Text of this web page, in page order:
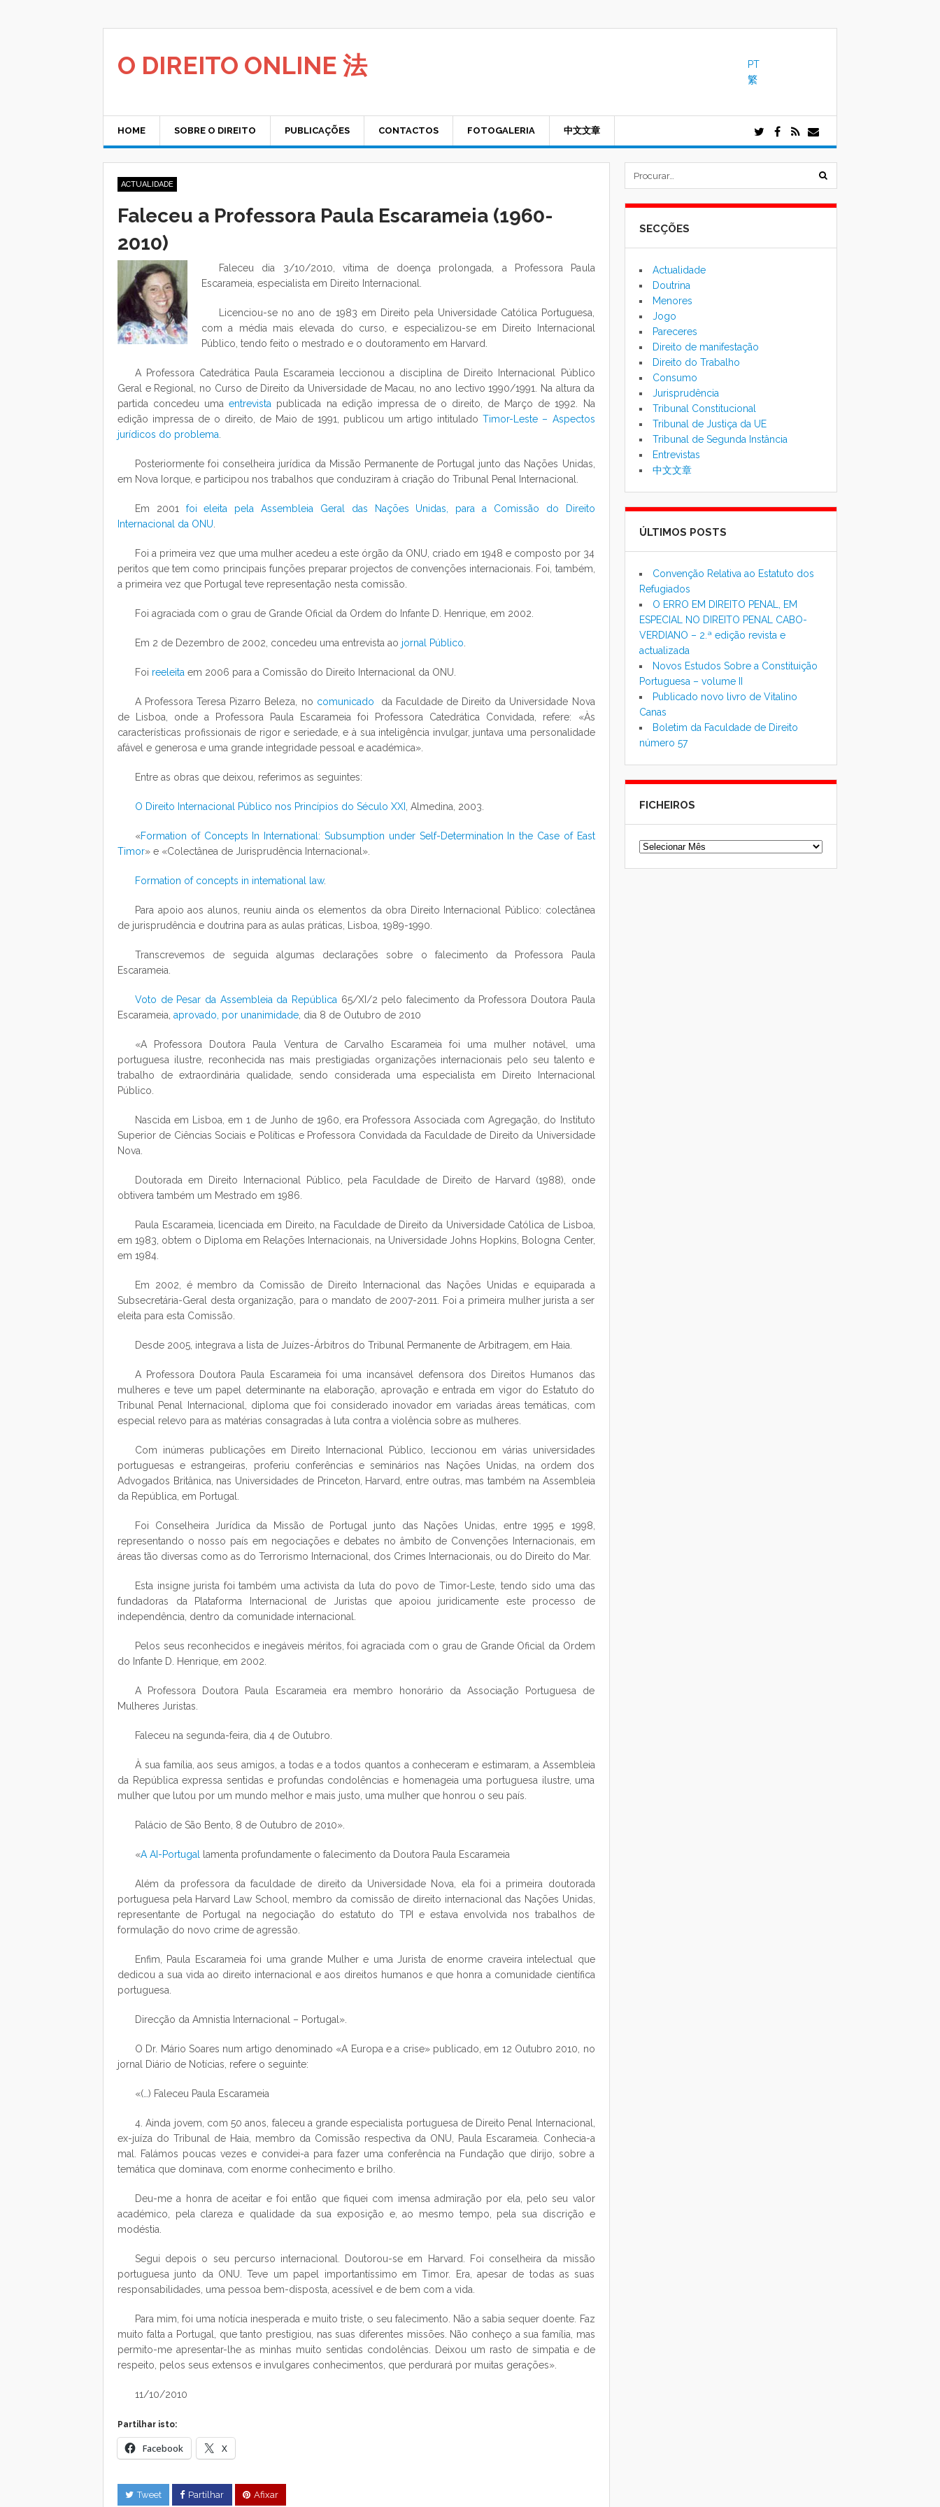
O DIREITO ONLINE 法
PT
繁
HOME SOBRE O DIREITO PUBLICAÇÕES CONTACTOS FOTOGALERIA 中文文章
ACTUALIDADE
Faleceu a Professora Paula Escarameia (1960-
2010)
Faleceu dia 3/10/2010, vítima de doença prolongada, a Professora Paula
Escarameia, especialista em Direito Internacional.
Licenciou-se no ano de 1983 em Direito pela Universidade Católica Portuguesa,
com a média mais elevada do curso, e especializou-se em Direito Internacional
Público, tendo feito o mestrado e o doutoramento em Harvard.
A Professora Catedrática Paula Escarameia leccionou a disciplina de Direito Internacional Público
Geral e Regional, no Curso de Direito da Universidade de Macau, no ano lectivo 1990/1991. Na altura da
partida concedeu umaentrevista publicada na edição impressa de o direito, de Março de 1992. Na
edição impressa de o direito, de Maio de 1991, publicou um artigo intituladoTimor-Leste – Aspectos
jurídicos do problema
Posteriormente foi conselheira jurídica da Missão Permanente de Portugal junto das Nações Unidas,
em Nova Iorque, e participou nos trabalhos que conduziram à criação do Tribunal Penal Internacional.
Em 2001 foi eleita pela Assembleia Geral das Nações Unidas, para a Comissão do Direito
Internacional da ONU
Foi a primeira vez que uma mulher acedeu a este órgão da ONU, criado em 1948 e composto por 34
peritos que tem como principais funções preparar projectos de convenções internacionais. Foi, também,
a primeira vez que Portugal teve representação nesta comissão.
Foi agraciada com o grau de Grande Oficial da Ordem do Infante D. Henrique, em 2002.
Em 2 de Dezembro de 2002, concedeu uma entrevista ao jornal Público
Foi reeleita em 2006 para a Comissão do Direito Internacional da ONU.
A Professora Teresa Pizarro Beleza, no comunicado da Faculdade de Direito da Universidade Nova
de Lisboa, onde a Professora Paula Escarameia foi Professora Catedrática Convidada, refere: «Às
características profissionais de rigor e seriedade, e à sua inteligência invulgar, juntava uma personalidade
afável e generosa e uma grande integridade pessoal e académica».
Entre as obras que deixou, referimos as seguintes:
O Direito Internacional Público nos Princípios do Século XXI , Almedina, 2003.
«Formation of Concepts In International: Subsumption under Self-Determination In the Case of East
Timor» e «Colectânea de Jurisprudência Internacional».
Formation of concepts in intemational law.
Para apoio aos alunos, reuniu ainda os elementos da obra Direito Internacional Público: colectânea
de jurisprudência e doutrina para as aulas práticas, Lisboa, 1989-1990.
Transcrevemos de seguida algumas declarações sobre o falecimento da Professora Paula
Escarameia.
Voto de Pesar da Assembleia da República 65/XI/2 pelo falecimento da Professora Doutora Paula
Escarameia, aprovado, por unanimidade , dia 8 de Outubro de 2010
«A Professora Doutora Paula Ventura de Carvalho Escarameia foi uma mulher notável, uma
portuguesa ilustre, reconhecida nas mais prestigiadas organizações internacionais pelo seu talento e
trabalho de extraordinária qualidade, sendo considerada uma especialista em Direito Internacional
Público.
Nascida em Lisboa, em 1 de Junho de 1960, era Professora Associada com Agregação, do Instituto
Superior de Ciências Sociais e Políticas e Professora Convidada da Faculdade de Direito da Universidade
Nova.
Doutorada em Direito Internacional Público, pela Faculdade de Direito de Harvard (1988), onde
obtivera também um Mestrado em 1986.
Paula Escarameia, licenciada em Direito, na Faculdade de Direito da Universidade Católica de Lisboa,
em 1983, obtem o Diploma em Relações Internacionais, na Universidade Johns Hopkins, Bologna Center,
em 1984.
Em 2002, é membro da Comissão de Direito Internacional das Nações Unidas e equiparada a
Subsecretária-Geral desta organização, para o mandato de 2007-2011. Foi a primeira mulher jurista a ser
eleita para esta Comissão.
Desde 2005, integrava a lista de Juízes-Árbitros do Tribunal Permanente de Arbitragem, em Haia.
A Professora Doutora Paula Escarameia foi uma incansável defensora dos Direitos Humanos das
mulheres e teve um papel determinante na elaboração, aprovação e entrada em vigor do Estatuto do
Tribunal Penal Internacional, diploma que foi considerado inovador em variadas áreas temáticas, com
especial relevo para as matérias consagradas à luta contra a violência sobre as mulheres.
Com inúmeras publicações em Direito Internacional Público, leccionou em várias universidades
portuguesas e estrangeiras, proferiu conferências e seminários nas Nações Unidas, na ordem dos
Advogados Britânica, nas Universidades de Princeton, Harvard, entre outras, mas também na Assembleia
da República, em Portugal.
Foi Conselheira Jurídica da Missão de Portugal junto das Nações Unidas, entre 1995 e 1998,
representando o nosso país em negociações e debates no âmbito de Convenções Internacionais, em
áreas tão diversas como as do Terrorismo Internacional, dos Crimes Internacionais, ou do Direito do Mar.
Esta insigne jurista foi também uma activista da luta do povo de Timor-Leste, tendo sido uma das
fundadoras da Plataforma Internacional de Juristas que apoiou juridicamente este processo de
independência, dentro da comunidade internacional.
Pelos seus reconhecidos e inegáveis méritos, foi agraciada com o grau de Grande Oficial da Ordem
do Infante D. Henrique, em 2002.
A Professora Doutora Paula Escarameia era membro honorário da Associação Portuguesa de
Mulheres Juristas.
Faleceu na segunda-feira, dia 4 de Outubro.
À sua família, aos seus amigos, a todas e a todos quantos a conheceram e estimaram, a Assembleia
da República expressa sentidas e profundas condolências e homenageia uma portuguesa ilustre, uma
mulher que lutou por um mundo melhor e mais justo, uma mulher que honrou o seu país.
Palácio de São Bento, 8 de Outubro de 2010».
«A AI-Portugal lamenta profundamente o falecimento da Doutora Paula Escarameia
Além da professora da faculdade de direito da Universidade Nova, ela foi a primeira doutorada
portuguesa pela Harvard Law School, membro da comissão de direito internacional das Nações Unidas,
representante de Portugal na negociação do estatuto do TPI e estava envolvida nos trabalhos de
formulação do novo crime de agressão.
Enfim, Paula Escarameia foi uma grande Mulher e uma Jurista de enorme craveira intelectual que
dedicou a sua vida ao direito internacional e aos direitos humanos e que honra a comunidade científica
portuguesa.
Direcção da Amnistia Internacional – Portugal».
O Dr. Mário Soares num artigo denominado «A Europa e a crise» publicado, em 12 Outubro 2010, no
jornal Diário de Notícias, refere o seguinte:
«(…) Faleceu Paula Escarameia
4. Ainda jovem, com 50 anos, faleceu a grande especialista portuguesa de Direito Penal Internacional,
ex-juíza do Tribunal de Haia, membro da Comissão respectiva da ONU, Paula Escarameia. Conhecia-a
mal. Falámos poucas vezes e convidei-a para fazer uma conferência na Fundação que dirijo, sobre a
temática que dominava, com enorme conhecimento e brilho.
Deu-me a honra de aceitar e foi então que fiquei com imensa admiração por ela, pelo seu valor
académico, pela clareza e qualidade da sua exposição e, ao mesmo tempo, pela sua discrição e
modéstia.
Segui depois o seu percurso internacional. Doutorou-se em Harvard. Foi conselheira da missão
portuguesa junto da ONU. Teve um papel importantíssimo em Timor. Era, apesar de todas as suas
responsabilidades, uma pessoa bem-disposta, acessível e de bem com a vida.
Para mim, foi uma notícia inesperada e muito triste, o seu falecimento. Não a sabia sequer doente. Faz
muito falta a Portugal, que tanto prestigiou, nas suas diferentes missões. Não conheço a sua família, mas
permito-me apresentar-lhe as minhas muito sentidas condolências. Deixou um rasto de simpatia e de
respeito, pelos seus extensos e invulgares conhecimentos, que perdurará por muitas gerações».
11/10/2010
Partilhar isto:
Facebook X
Tweet Partilhar Afixar
formulário
SECÇÕES
Actualidade
Doutrina
Menores
Jogo
Pareceres
Direito de manifestação
Direito do Trabalho
Consumo
Jurisprudência
Tribunal Constitucional
Tribunal de Justiça da UE
Tribunal de Segunda Instância
Entrevistas
中文文章
ÚLTIMOS POSTS
Convenção Relativa ao Estatuto dos
Refugiados
O ERRO EM DIREITO PENAL, EM
ESPECIAL NO DIREITO PENAL CABO-
VERDIANO – 2.ª edição revista e
actualizada
Novos Estudos Sobre a Constituição
Portuguesa – volume II
Publicado novo livro de Vitalino
Canas
Boletim da Faculdade de Direito
número 57
FICHEIROS
Ficheiros